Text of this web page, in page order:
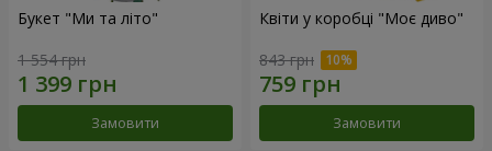
Букет "Ми та літо"
1 554 грн
Замовити
Квіти у коробці "Моє диво"
843 грн
Замовити